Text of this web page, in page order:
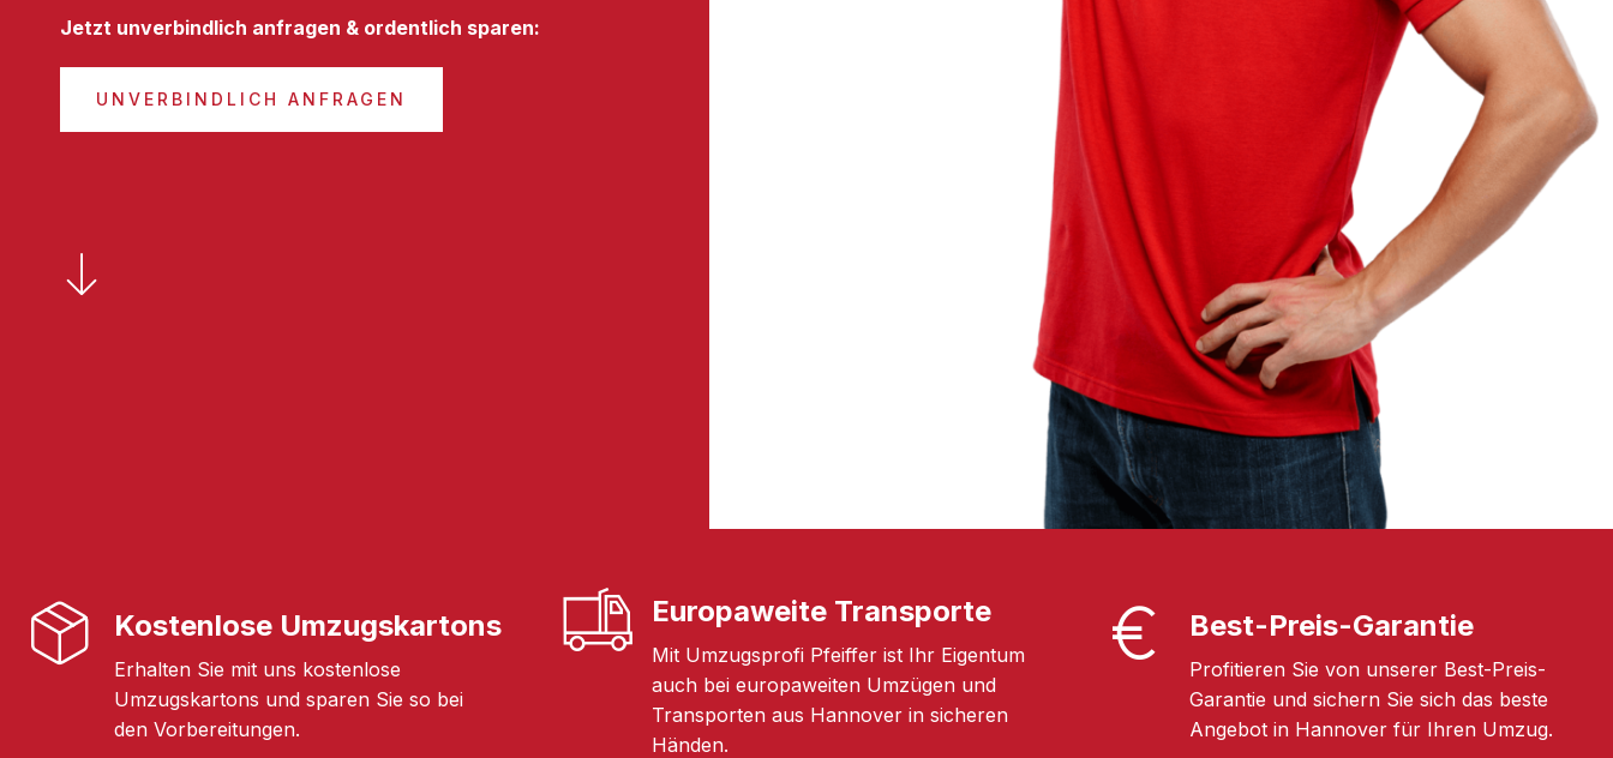
Jetzt unverbindlich anfragen & ordentlich sparen:
UNVERBINDLICH ANFRAGEN
Kostenlose Umzugskartons
Erhalten Sie mit uns kostenlose
Umzugskartons und sparen Sie so bei
den Vorbereitungen.
Europaweite Transporte
Mit Umzugsprofi Pfeiffer ist Ihr Eigentum
auch bei europaweiten Umzügen und
Transporten aus Hannover in sicheren
Händen.
Best-Preis-Garantie
Profitieren Sie von unserer Best-Preis-
Garantie und sichern Sie sich das beste
Angebot in Hannover für Ihren Umzug.